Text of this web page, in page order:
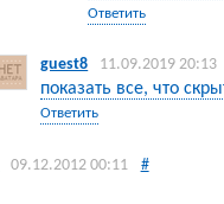
Ответить
guest8 11.09.2019 20:13
показать все, что
Ответить
09.12.2012 00:11 #